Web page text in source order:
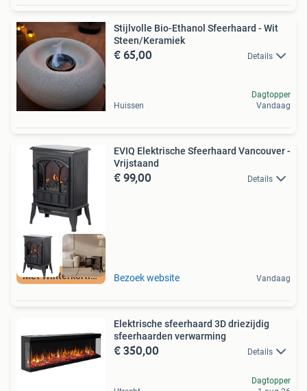
Stijlvolle Bio-Ethanol Sfeerhaard - Wit
Steen/Keramiek
€ 65,00 Details
Huissen
Dagtopper
Vandaag
Met Winterkorting
EVIQ Elektrische Sfeerhaard Vancouver -
Vrijstaand
€ 99,00 Details
Bezoek website Vandaag
Elektrische sfeerhaard 3D driezijdig
sfeerhaarden verwarming
€ 350,00 Details
Dagtopper